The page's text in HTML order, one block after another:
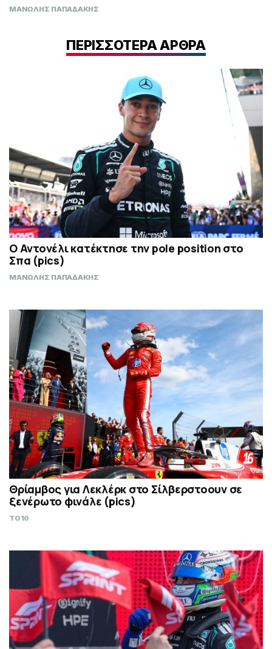
ΜΑΝΩΛΗΣ ΠΑΠΑΔΑΚΗΣ
ΠΕΡΙΣΣΟΤΕΡΑ ΑΡΘΡΑ
Ο Αντονέλι κατέκτησε την pole position στο
Σπα (pics)
ΜΑΝΩΛΗΣ ΠΑΠΑΔΑΚΗΣ
Θρίαμβος για Λεκλέρκ στο Σίλβερστοουν σε
ξενέρωτο φινάλε (pics)
TO10